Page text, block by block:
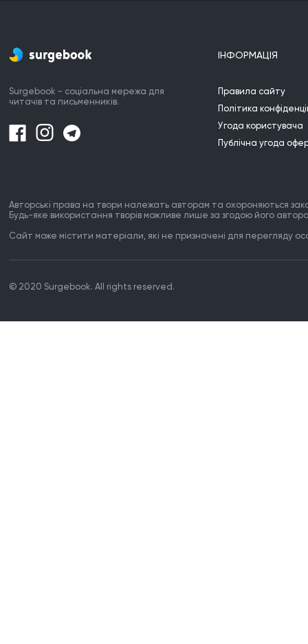
Surgebook - соціальна мережа для
читачів та письменників.
ІНФОРМАЦІЯ
Правила сайту
Політика
Угода користувача
Публічна угода
Авторські права на твори належать авторам та охороняються
Будь-яке використання творів можливе лише за згодою його
Сайт може містити матеріали, які не призначені для перегляду
© 2020 Surgebook. All rights reserved.